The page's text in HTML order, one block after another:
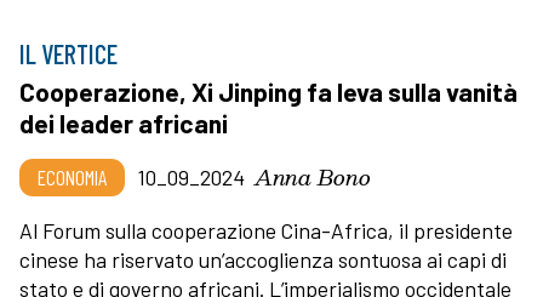
IL VERTICE
Cooperazione, Xi Jinping fa leva sulla vanità
dei leader africani
ECONOMIA 10_09_2024 Anna Bono
Al Forum sulla cooperazione Cina-Africa, il presidente
cinese ha riservato un’accoglienza sontuosa ai capi di
stato e di governo africani. L’imperialismo occidentale